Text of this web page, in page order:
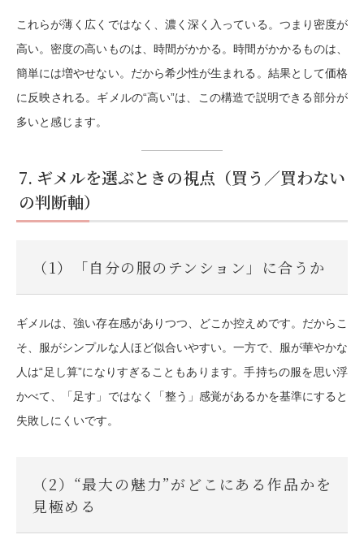
これらが薄く広くではなく、濃く深く入っている。つまり密度が
高い。密度の高いものは、時間がかかる。時間がかかるものは、
簡単には増やせない。だから希少性が生まれる。結果として価格
に反映される。ギメルの“高い”は、この構造で説明できる部分が
多いと感じます。
7. ギメルを選ぶときの視点（買う／買わない
の判断軸）
（1）「自分の服のテンション」に合うか
ギメルは、強い存在感がありつつ、どこか控えめです。だからこ
そ、服がシンプルな人ほど似合いやすい。一方で、服が華やかな
人は“足し算”になりすぎることもあります。手持ちの服を思い浮
かべて、「足す」ではなく「整う」感覚があるかを基準にすると
失敗しにくいです。
（2）“最大の魅力”がどこにある作品かを
見極める